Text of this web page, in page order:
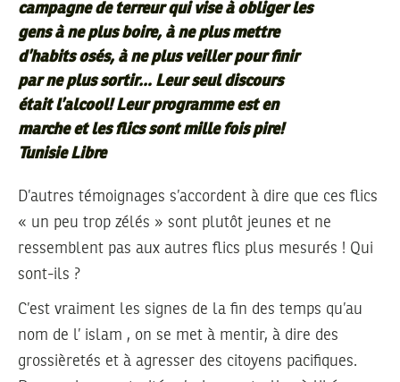
campagne de terreur qui vise à obliger les
gens à ne plus boire, à ne plus mettre
d’habits osés, à ne plus veiller pour finir
par ne plus sortir… Leur seul discours
était l’alcool! Leur programme est en
marche et les flics sont mille fois pire!
Tunisie Libre
D’autres témoignages s’accordent à dire que ces flics
« un peu trop zélés » sont plutôt jeunes et ne
ressemblent pas aux autres flics plus mesurés ! Qui
sont-ils ?
C’est vraiment les signes de la fin des temps qu’au
nom de l’ islam , on se met à mentir, à dire des
grossièretés et à agresser des citoyens pacifiques.